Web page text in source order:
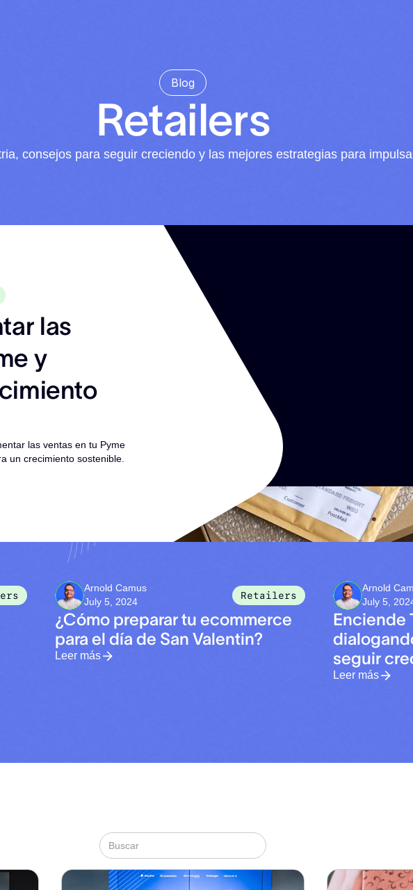
Blog
Retailers
consejos para seguir creciendo y las mejores estrategias para
las
y
las ventas en tu Pyme
un crecimiento sostenible.
Arnold Camus
July 5, 2024
Retailers
¿Cómo preparar tu ecommerce
para el día de San Valentin?
Leer más
Arnold
July 5,
Enciende
seguir
Leer más